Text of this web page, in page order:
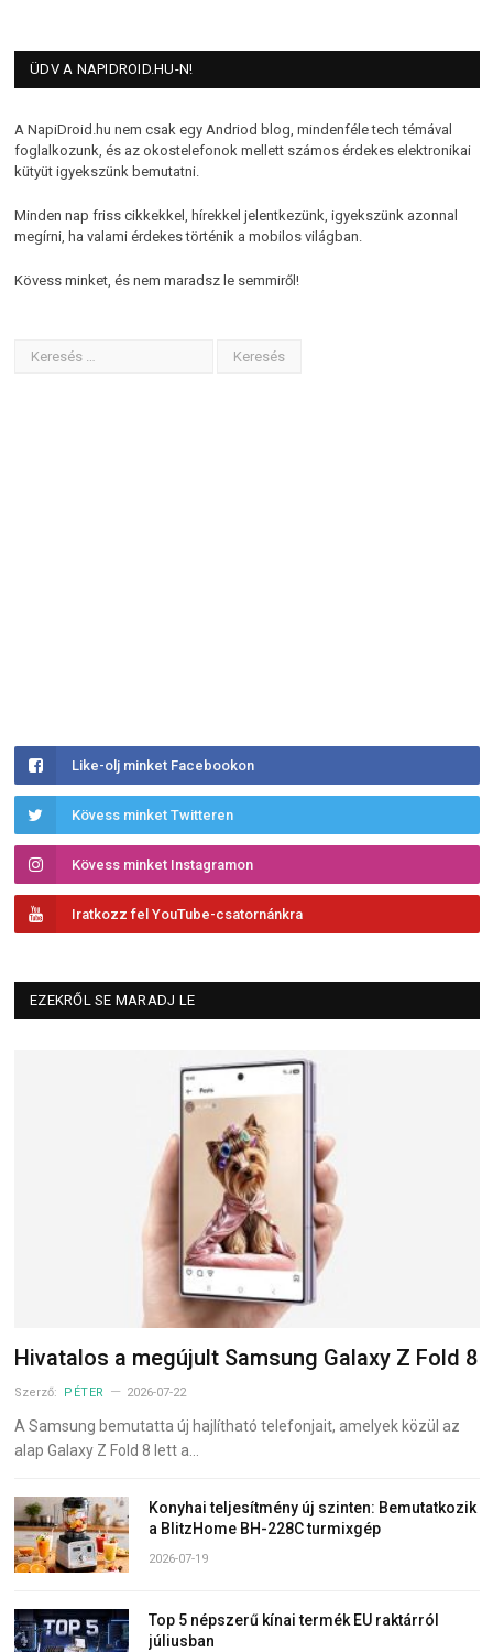
ÜDV A NAPIDROID.HU-N!
A NapiDroid.hu nem csak egy Andriod blog, mindenféle tech témával
foglalkozunk, és az okostelefonok mellett számos érdekes elektronikai
kütyüt igyekszünk bemutatni.
Minden nap friss cikkekkel, hírekkel jelentkezünk, igyekszünk azonnal
megírni, ha valami érdekes történik a mobilos világban.
Kövess minket, és nem maradsz le semmiről!
Like-olj minket Facebookon
Kövess minket Twitteren
Kövess minket Instagramon
Iratkozz fel YouTube-csatornánkra
EZEKRŐL SE MARADJ LE
Hivatalos a megújult Samsung Galaxy Z Fold 8
Szerző: PÉTER 2026-07-22
A Samsung bemutatta új hajlítható telefonjait, amelyek közül az
alap Galaxy Z Fold 8 lett a…
Konyhai teljesítmény új szinten: Bemutatkozik
a BlitzHome BH-228C turmixgép
2026-07-19
Top 5 népszerű kínai termék EU raktárról
júliusban